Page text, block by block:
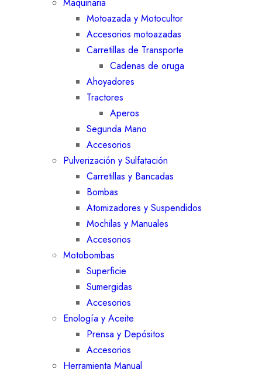
Motoazada y Motocultor
Accesorios motoazadas
Carretillas de Transporte
Cadenas de oruga
Ahoyadores
Tractores
Aperos
Segunda Mano
Accesorios
Pulverización y Sulfatación
Carretillas y Bancadas
Bombas
Atomizadores y Suspendidos
Mochilas y Manuales
Accesorios
Motobombas
Superficie
Sumergidas
Accesorios
Enología y Aceite
Prensa y Depósitos
Accesorios
Herramienta Manual